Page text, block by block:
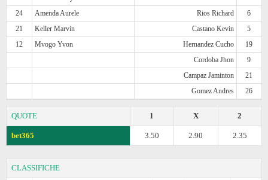
24
Amenda Aurele Rios Richard
6
21
Keller Marvin Castano Kevin
5
12
Mvogo Yvon Hernandez Cucho
19
Cordoba Jhon
9
Campaz Jaminton
21
Gomez Andres
26
QUOTE 2
X
1
bet365 2.35
2.90
3.50
CLASSIFICHE